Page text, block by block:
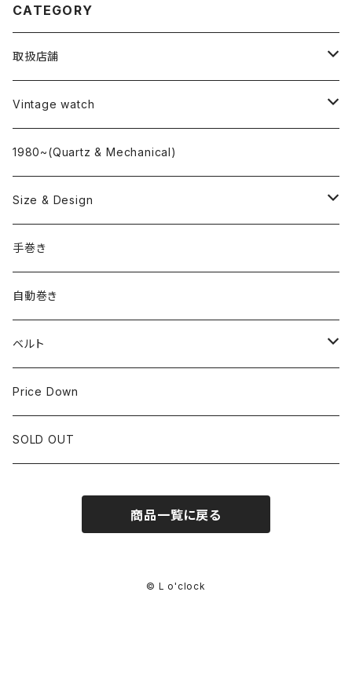
CATEGORY
取扱店舗
L o'clock
"delve"
Vintage watch
海外ブランド
OMEGA
ROLEX
国産ブランド
SEIKO
CITIZEN
1980~(Quartz & Mechanical)
Size & Design
~24.9mm
25mm~29.9mm
30mm~34.9mm
35mm~39.9mm
40mm~
手巻き
自動巻き
ベルト
HIRSCHベルト
SSブレスレット
Price Down
SOLD OUT
商品一覧に戻る
© L o'clock